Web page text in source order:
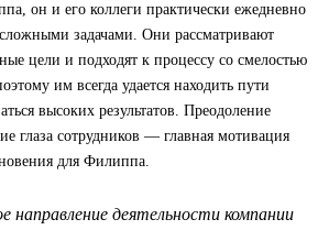
он и его коллеги практически ежедневно
сложными задачами. Они рассматривают
цели и подходят к процессу со смелостью
им всегда удается находить пути
высоких результатов. Преодоление
глаза сотрудников — главная мотивация
для Филиппа.
направление деятельности компании